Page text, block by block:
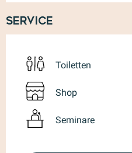
Service
Toiletten
Shop
Seminare